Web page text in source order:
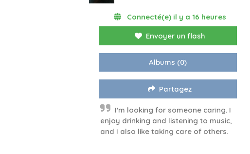
Connecté(e) il y a 16 heures
Envoyer un flash
Albums (0)
Partagez
I'm looking for someone caring. I
enjoy drinking and listening to music,
and I also like taking care of others.